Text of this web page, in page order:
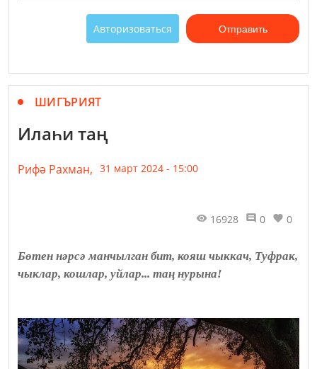
Авторизоваться Отправить
ШИГЪРИЯТ
Илаһи таң
Рифә Рахман, 31 март 2024 - 15:00
16928 0 0
Бөтен нәрсә манчылган бит, кояш чыккач, Туфрак,
чыклар, кошлар, уйлар... таң нурына!